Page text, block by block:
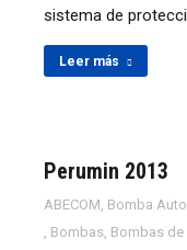
sistema de
Leer más
Perumin 2013
ABECOM, Bomba
, Bombas, Bombas